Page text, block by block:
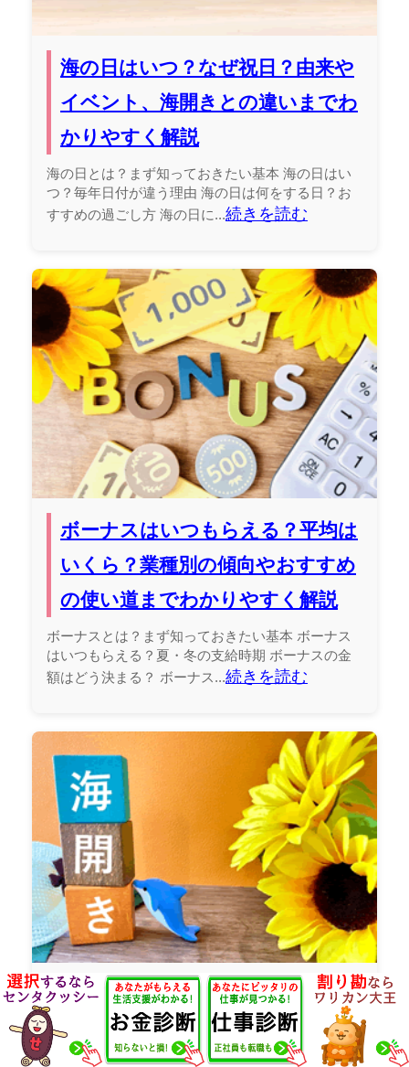
海の日はいつ？なぜ祝日？由来や
イベント、海開きとの違いまでわ
かりやすく解説
海の日とは？まず知っておきたい基本 海の日はい
つ？毎年日付が違う理由 海の日は何をする日？お
すすめの過ごし方 海の日に...続きを読む
ボーナスはいつもらえる？平均は
いくら？業種別の傾向やおすすめ
の使い道までわかりやすく解説
ボーナスとは？まず知っておきたい基本 ボーナス
はいつもらえる？夏・冬の支給時期 ボーナスの金
額はどう決まる？ ボーナス...続きを読む
海開きとは？いつ行われる？地域
差は？何をする？人気のビーチや